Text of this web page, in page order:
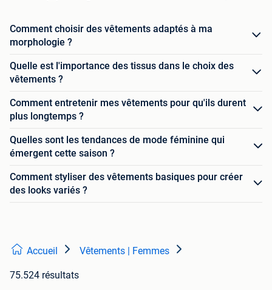
Comment choisir des vêtements adaptés à ma
morphologie ?
Quelle est l'importance des tissus dans le choix des
vêtements ?
Comment entretenir mes vêtements pour qu'ils durent
plus longtemps ?
Quelles sont les tendances de mode féminine qui
émergent cette saison ?
Comment styliser des vêtements basiques pour créer
des looks variés ?
Accueil Vêtements | Femmes
75.524 résultats